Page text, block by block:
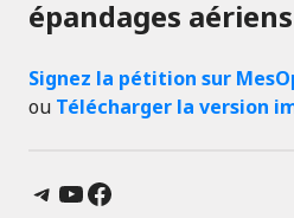
épandages
Signez la pétition sur
ou Télécharger la version
Telegram
YouTube
Facebook